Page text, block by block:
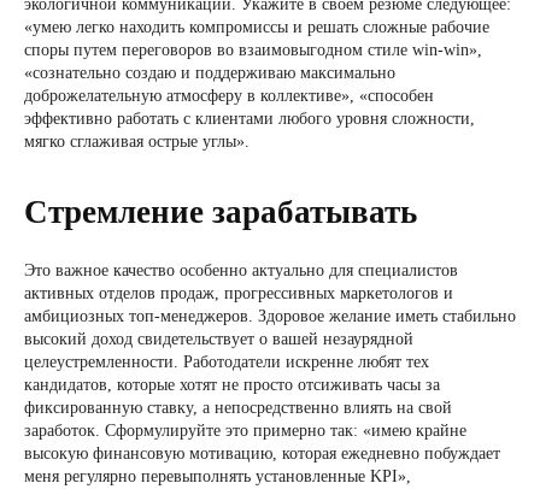
экологичной коммуникации. Укажите в своем резюме следующее:
«умею легко находить компромиссы и решать сложные рабочие
споры путем переговоров во взаимовыгодном стиле win-win»,
«сознательно создаю и поддерживаю максимально
доброжелательную атмосферу в коллективе», «способен
эффективно работать с клиентами любого уровня сложности,
мягко сглаживая острые углы».
Стремление зарабатывать
Это важное качество особенно актуально для специалистов
активных отделов продаж, прогрессивных маркетологов и
амбициозных топ-менеджеров. Здоровое желание иметь стабильно
высокий доход свидетельствует о вашей незаурядной
целеустремленности. Работодатели искренне любят тех
кандидатов, которые хотят не просто отсиживать часы за
фиксированную ставку, а непосредственно влиять на свой
заработок. Сформулируйте это примерно так: «имею крайне
высокую финансовую мотивацию, которая ежедневно побуждает
меня регулярно перевыполнять установленные KPI»,